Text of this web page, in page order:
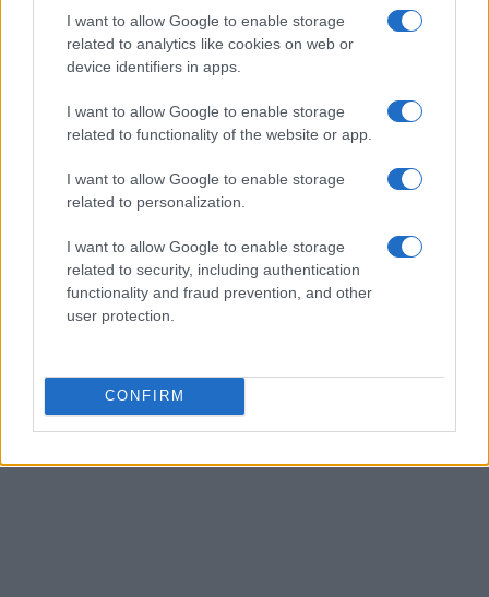
I want to allow Google to enable storage
related to analytics like cookies on web or
device identifiers in apps.
I want to allow Google to enable storage
related to functionality of the website or app.
I want to allow Google to enable storage
related to personalization.
I want to allow Google to enable storage
related to security, including authentication
functionality and fraud prevention, and other
user protection.
CONFIRM
AUTEUR
Infos Rédaction